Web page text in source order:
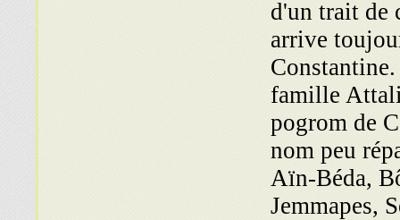
d'un trait de
arrive
famille
pogrom de
nom peu
Aïn-Béda,
Jemmapes,